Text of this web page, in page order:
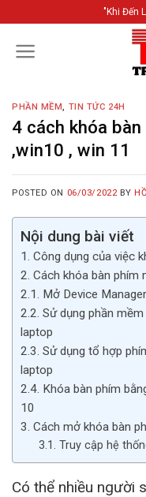
content
"Khi Đến
PHẦN MỀM, TIN TỨC 24H
4 cách khóa
,win10 , win 11
POSTED ON 06/03/2022 BY
Nội dung bài viết
1. Công dụng của việc
2. Cách khóa bàn phím
2.1. Mở Device
2.2. Sử dụng phần
laptop
2.3. Sử dụng tổ hợp
laptop
2.4. Khóa bàn phím
10
3. Cách mở khóa bàn
3.1. Truy cập hệ
Có thể nhiều người